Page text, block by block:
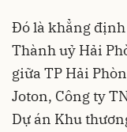
Đó là khẳng
Thành uỷ Hải
giữa TP Hải
Joton, Công ty
Dự án Khu